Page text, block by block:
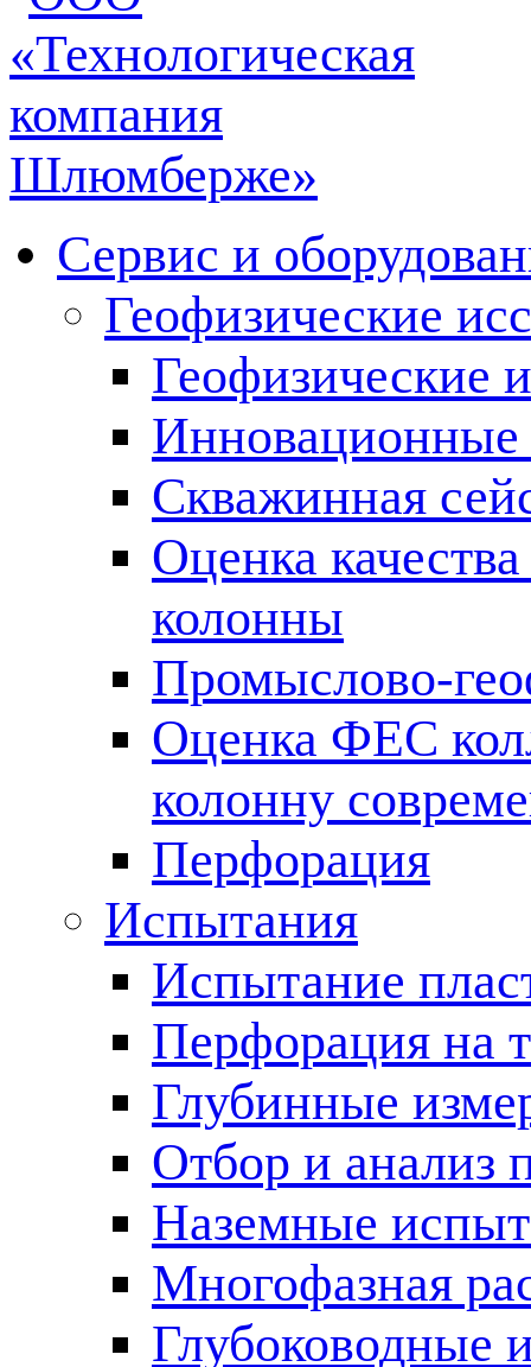
Сервис и
Геофизические
Геофизические
Инновационные
Скважинная
Оценка
колонны
Промыслово-
Оценка ФЕС
колонну
Перфорация
Испытания
Испытание
Перфорация на
Глубинные
Отбор и анализ
Наземные
Многофазная
Глубоководные